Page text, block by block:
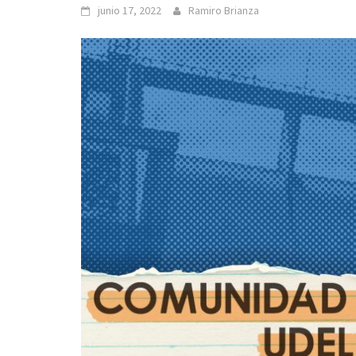
junio 17, 2022 Ramiro Brianza